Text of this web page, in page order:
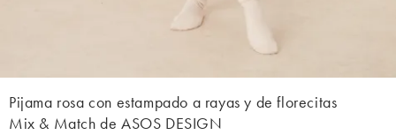
Pijama rosa con estampado a rayas y de florecitas
Mix & Match de ASOS DESIGN